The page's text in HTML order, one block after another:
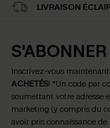
LIVRAISON
Inscrivez-vous
ACHETÉS! *Un code par
soumettant votre adresse
marketing (y compris du
avoir pris connaissance de